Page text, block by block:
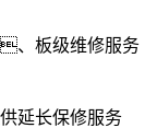
、板级维修服务
延长保修服务